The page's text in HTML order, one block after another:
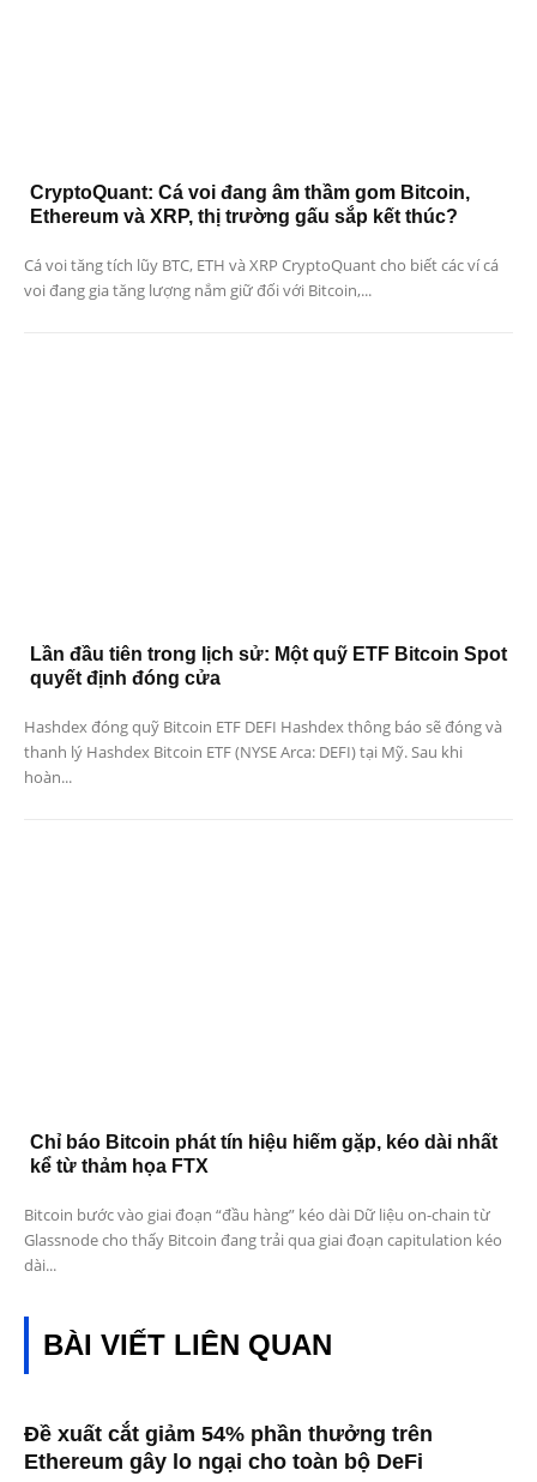
CryptoQuant: Cá voi đang âm thầm gom Bitcoin,
Ethereum và XRP, thị trường gấu sắp kết thúc?
Cá voi tăng tích lũy BTC, ETH và XRP CryptoQuant cho biết các ví cá
voi đang gia tăng lượng nắm giữ đối với Bitcoin,...
Lần đầu tiên trong lịch sử: Một quỹ ETF Bitcoin Spot
quyết định đóng cửa
Hashdex đóng quỹ Bitcoin ETF DEFI Hashdex thông báo sẽ đóng và
thanh lý Hashdex Bitcoin ETF (NYSE Arca: DEFI) tại Mỹ. Sau khi
hoàn...
Chỉ báo Bitcoin phát tín hiệu hiếm gặp, kéo dài nhất
kể từ thảm họa FTX
Bitcoin bước vào giai đoạn “đầu hàng” kéo dài Dữ liệu on-chain từ
Glassnode cho thấy Bitcoin đang trải qua giai đoạn capitulation kéo
dài...
BÀI VIẾT LIÊN QUAN
Đề xuất cắt giảm 54% phần thưởng trên
Ethereum gây lo ngại cho toàn bộ DeFi